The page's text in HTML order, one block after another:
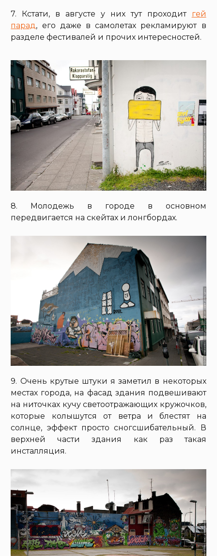
7. Кстати, в августе у них тут проходит гей
парад, его даже в самолетах рекламируют в
разделе фестивалей и прочих интересностей.
8. Молодежь в городе в основном
передвигается на скейтах и лонгбордах.
9. Очень крутые штуки я заметил в некоторых
местах города, на фасад здания подвешивают
на ниточках кучу светоотражающих кружочков,
которые колышутся от ветра и блестят на
солнце, эффект просто сногсшибательный. В
верхней части здания как раз такая
инсталляция.